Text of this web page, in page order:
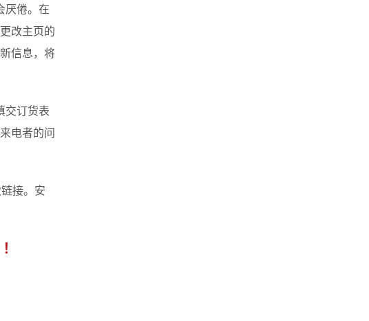
厌倦。在
改主页的
信息，将
交订货表
电者的问
接。安